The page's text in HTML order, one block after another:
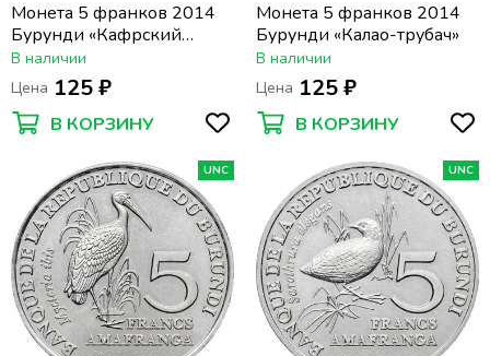
Монета 5 франков 2014
Бурунди «Кафрский
рогатый ворон»
В наличии
Цена 125 ₽
В КОРЗИНУ
Монета 5 франков 2014
Бурунди «Калао-трубач»
В наличии
Цена 125 ₽
В КОРЗИНУ
UNC UNC